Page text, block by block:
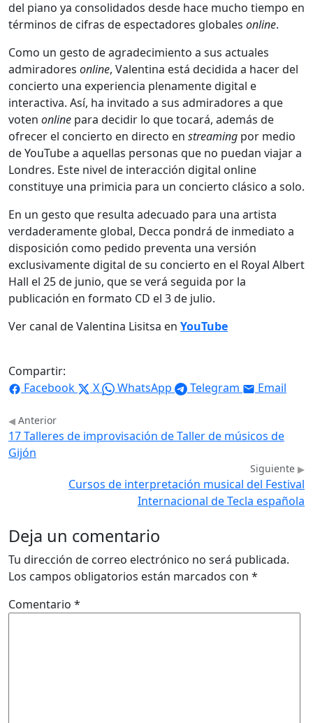
del piano ya consolidados desde hace mucho tiempo en
términos de cifras de espectadores globales online.
Como un gesto de agradecimiento a sus actuales
admiradores online, Valentina está decidida a hacer del
concierto una experiencia plenamente digital e
interactiva. Así, ha invitado a sus admiradores a que
voten online para decidir lo que tocará, además de
ofrecer el concierto en directo en streaming por medio
de YouTube a aquellas personas que no puedan viajar a
Londres. Este nivel de interacción digital online
constituye una primicia para un concierto clásico a solo.
En un gesto que resulta adecuado para una artista
verdaderamente global, Decca pondrá de inmediato a
disposición como pedido preventa una versión
exclusivamente digital de su concierto en el Royal Albert
Hall el 25 de junio, que se verá seguida por la
publicación en formato CD el 3 de julio.
Ver canal de Valentina Lisitsa en YouTube
Compartir:
Facebook
X WhatsApp Telegram Email
Anterior
17 Talleres de improvisación de Taller de músicos de
Gijón
Siguiente
Cursos de interpretación musical del Festival
Internacional de Tecla española
Deja un comentario
Tu dirección de correo electrónico no será publicada.
Los campos obligatorios están marcados con *
Comentario *